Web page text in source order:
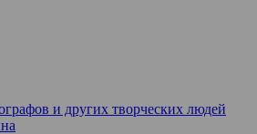
и других творческих людей